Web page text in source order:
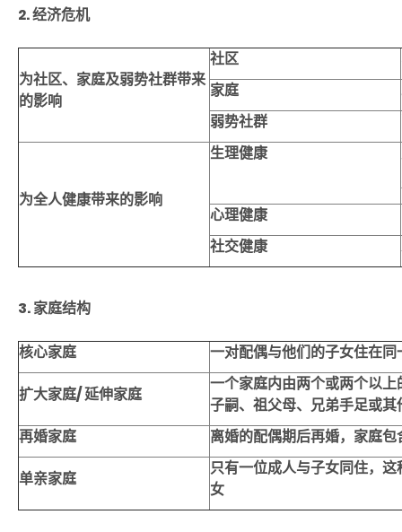
2. 经济危机
为社区、家庭及弱势社群带来
的影响
社区
家庭
弱势社群
为全人健康带来的影响
生理健康
心理健康
社交健康
3. 家庭结构
核心家庭 一对配偶与他们的子女住在同
扩大家庭/延伸家庭
一个家庭内由两个或两个以
子嗣、祖父母、兄弟手足或其
再婚家庭
离婚的配偶期后再婚，家庭
单亲家庭
只有一位成人与子女同住，
女